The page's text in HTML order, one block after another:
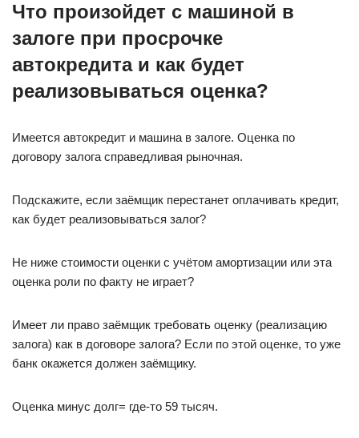
Что произойдет с машиной в
залоге при просрочке
автокредита и как будет
реализовываться оценка?
Имеется автокредит и машина в залоге. Оценка по
договору залога справедливая рыночная.
Подскажите, если заёмщик перестанет оплачивать кредит,
как будет реализовываться залог?
Не ниже стоимости оценки с учётом амортизации или эта
оценка роли по факту не играет?
Имеет ли право заёмщик требовать оценку (реализацию
залога) как в договоре залога? Если по этой оценке, то уже
банк окажется должен заёмщику.
Оценка минус долг= где-то 59 тысяч.